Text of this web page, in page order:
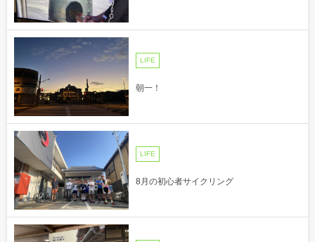
LIFE
朝一！
LIFE
8月の初心者サイクリング